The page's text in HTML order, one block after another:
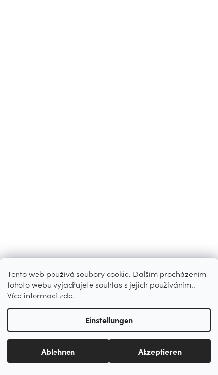
Tento web používá soubory cookie. Dalším procházením
tohoto webu vyjadřujete souhlas s jejich používáním..
Více informacízde.
Einstellungen
Ablehnen Akzeptieren